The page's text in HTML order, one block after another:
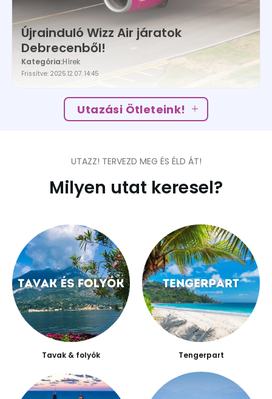
Újrainduló Wizz Air járatok
Debrecenből!
Kategória:Hírek
Frissítve: 2025.12.07. 14:45
Utazási Ötleteink!
UTAZZ! TERVEZD MEG ÉS ÉLD ÁT!
Milyen utat keresel?
Tavak & folyók Tengerpart